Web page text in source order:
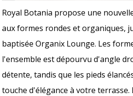
Royal Botania propose une
aux formes rondes et organiques,
baptisée Organix Lounge. Les
l'ensemble est dépourvu d'angle
détente, tandis que les pieds
touche d'élégance à votre